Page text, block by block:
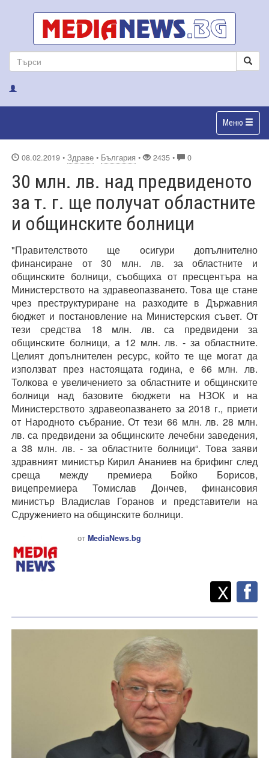
Меню
08.02.2019 • Здраве • България • 2435 • 0
30 млн. лв. над предвиденото
за т. г. ще получат областните
и общинските болници
"Правителството ще осигури допълнително
финансиране от 30 млн. лв. за областните и
общинските болници, съобщиха от пресцентъра на
Министерството на здравеопазването. Това ще стане
чрез преструктуриране на разходите в Държавния
бюджет и постановление на Министерския съвет. От
тези средства 18 млн. лв. са предвидени за
общинските болници, а 12 млн. лв. - за областните.
Целият допълнителен ресурс, който те ще могат да
използват през настоящата година, е 66 млн. лв.
Толкова е увеличението за областните и общинските
болници над базовите бюджети на НЗОК и на
Министерството здравеопазването за 2018 г., приети
от Народното събрание. От тези 66 млн. лв. 28 млн.
лв. са предвидени за общинските лечебни заведения,
а 38 млн. лв. - за областните болници“. Това заяви
здравният министър Кирил Ананиев на брифинг след
среща между премиера Бойко Борисов,
вицепремиера Томислав Дончев, финансовия
министър Владислав Горанов и представители на
Сдружението на общинските болници.
от MediaNews.bg
Споделете
X